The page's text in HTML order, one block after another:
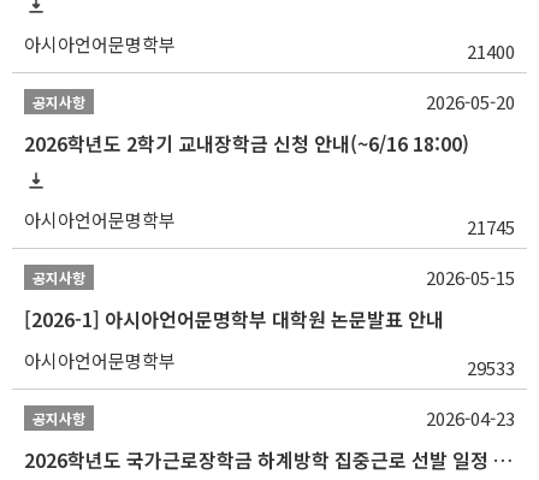
아시아언어문명학부 21400
공지사항
2026학년도 2학기 교내장학금 신청 안내(~6/16 18:00)
아시아언어문명학부 21745
2026-05-20
공지사항
[2026-1] 아시아언어문명학부 대학원 논문발표 안내
아시아언어문명학부 29533
2026-05-15
공지사항
2026학년도 국가근로장학금 하계방학 집중근로 선발 일정 안내
2026-04-23